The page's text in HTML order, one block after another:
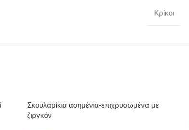
Κρίκοι
Σκουλαρίκια ασημένια-επιχρυσωμένα με
ζιργκόν